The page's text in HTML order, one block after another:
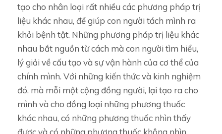
tạo cho nhân loại rất nhiều các phương pháp trị
liệu khác nhau, để giúp con người tách mình ra
khỏi bệnh tật. Những phương pháp trị liệu khác
nhau bắt nguồn từ cách mà con người tìm hiểu,
lý giải về cấu tạo và sự vận hành của cơ thể của
chính mình. Với những kiến thức và kinh nghiệm
đó, mà mỗi một cộng đồng người, lại tạo ra cho
mình và cho đồng loại những phương thuốc
khác nhau, có những phương thuốc nhìn thấy
được và có những phương thuốc không nhìn